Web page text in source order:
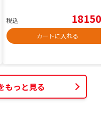
税込 18150
カートに入れる
もっと見る